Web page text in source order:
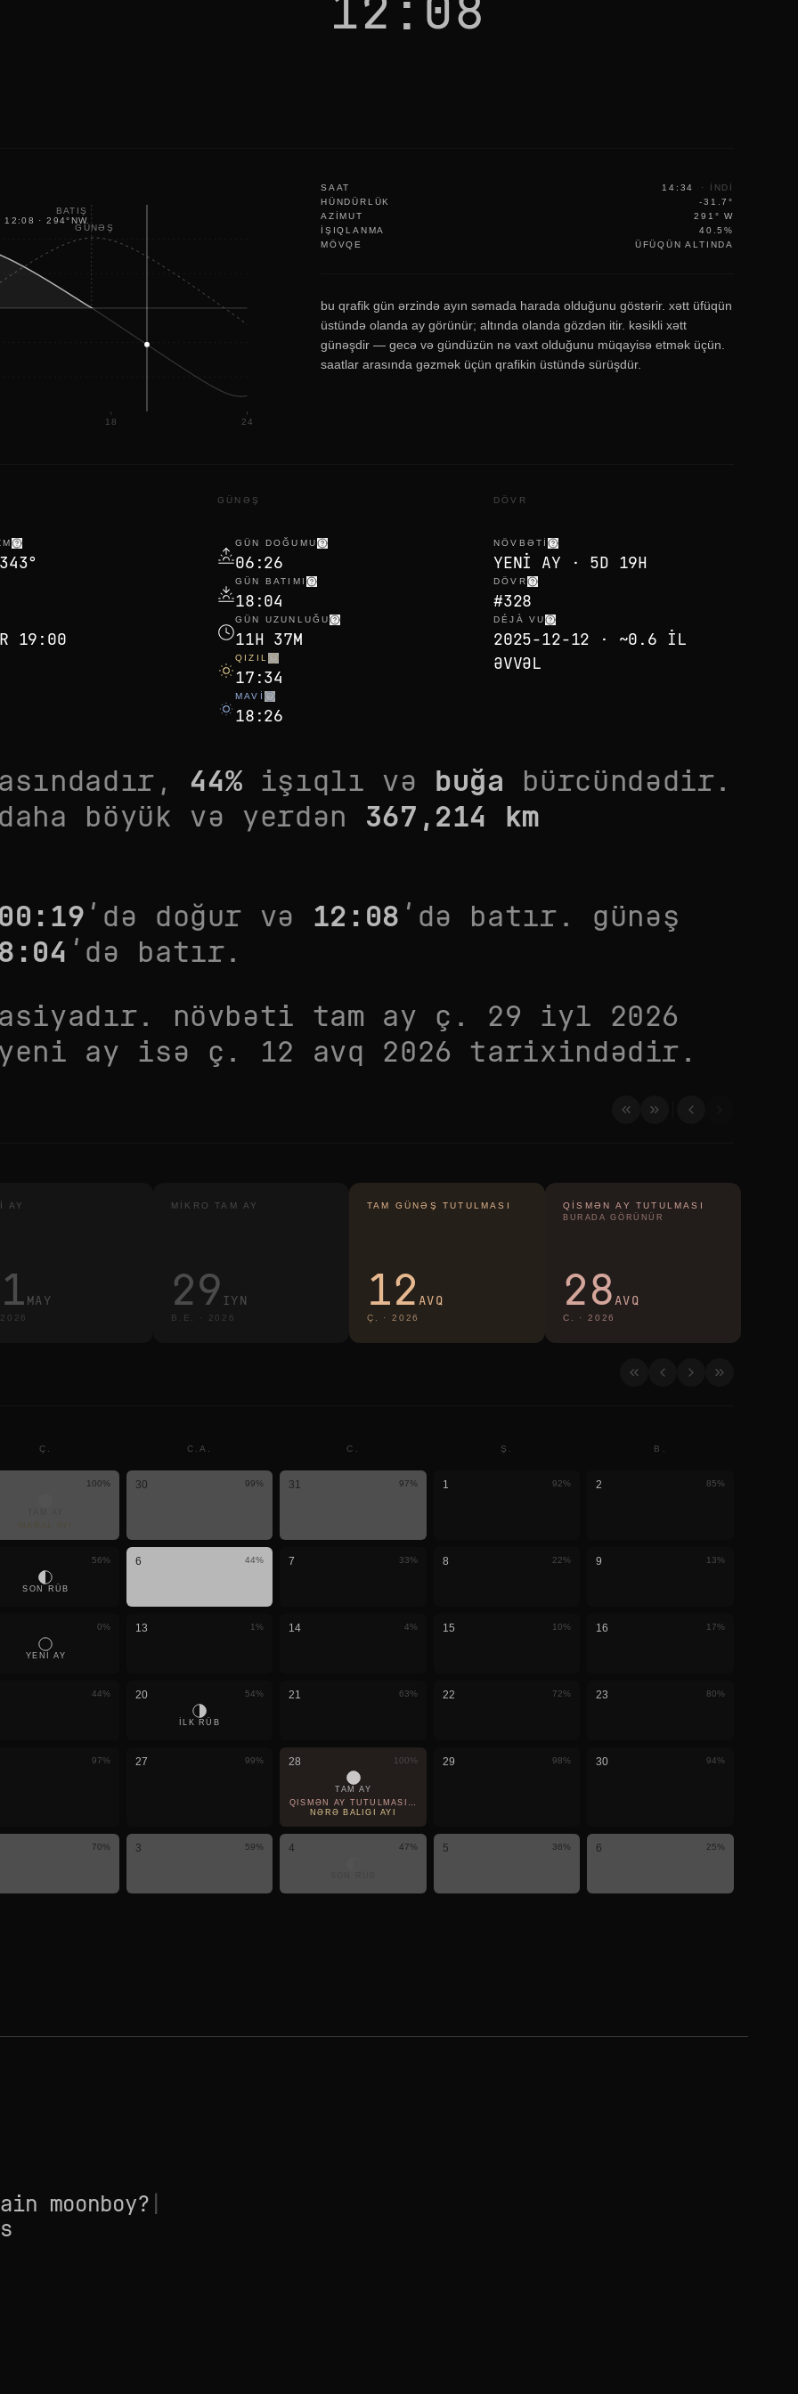
g
18 24
GÜNƏŞ
BATIŞ
12:08
· 294°NW
SAAT 14:34 ·
INDI
HÜNDÜRLÜK
-31.7°
AZIMUT
291° W
IŞIQLANMA
40.5%
MÖVQE
ÜFÜQÜN ALTINDA
bu qrafik gün ərzində ayın səmada harada olduğunu göstərir. xətt üfüqün
üstündə olanda ay görünür; altında olanda gözdən itir. kəsikli xətt
günəşdir — gecə və gündüzün nə vaxt olduğunu müqayisə etmək üçün.
saatlar arasında gəzmək üçün qrafikin üstündə sürüşdür.
19:00
GÜNƏŞ
GÜN DOĞUMU
06:26
GÜN BATIMI
18:04
GÜN UZUNLUĞU
11H 37M
QIZIL
17:34
MAVI
18:26
DÖVR
NÖVBƏTI
YENI AY · 5D 19H
DÖVR
#328
DÉJÀ VU
2025-12-12 · ~0.6 IL
ƏVVƏL
44% işıqlı və buğa bürcündədir.
böyük və yerdən 367,214 km
00:19 ’də doğur və 12:08 ’də batır. günəş
’də batır.
növbəti tam ay ç. 29 iyl 2026
ay isə ç. 12 avq 2026 tarixindədir.
AY
MAY
2026
MIKRO TAM AY
29 IYN
B.E. · 2026
TAM GÜNƏŞ TUTULMASI
12 AVQ
Ç. · 2026
QISMƏN AY TUTULMASI
BURADA GÖRÜNÜR
28AVQ
C. · 2026
Ç. C.A. C. Ş. B.
100% 30 99% 31 97% 1 92% 2 85%
56%
SON RÜB
6 44% 7 33% 8 22% 9 13%
0%
YENI AY
13 1% 14 4% 15 10% 16 17%
44% 20 54%
ILK RÜB
21 63% 22 72% 23 80%
97% 27 99% 28 100%
TAM AY
QISMƏN AY TUTULMASI · BURADA GÖRÜNÜR
NƏRƏ BALIĞI AYI
29 98% 30 94%
70% 3 59% 4 47% 5 36% 6 25%
moonboy?